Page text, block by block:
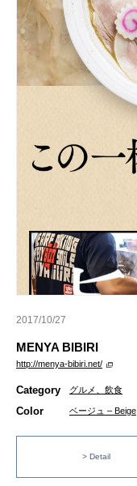
2017/10/27
MENYA BIBIRI
http://menya-bibiri.net/
Category グルメ、飲食
Color ベージュ – Beige
> Detail